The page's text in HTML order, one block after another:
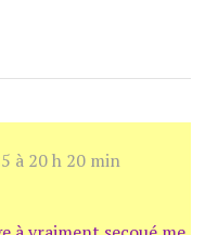
à 20 h 20 min